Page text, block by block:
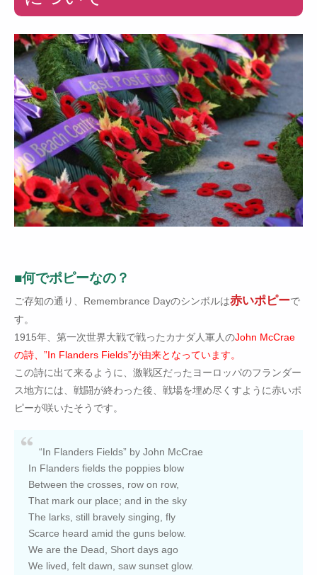
■何でポピーなの？
ご存知の通り、Remembrance Dayのシンボルは赤いポピーで
す。
1915年、第一次世界大戦で戦ったカナダ人軍人のJohn McCrae
の詩、”In Flanders Fields”が由来となっています。
この詩に出て来るように、激戦区だったヨーロッパのフランダー
ス地方には、戦闘が終わった後、戦場を埋め尽くすように赤いポ
ピーが咲いたそうです。
“In Flanders Fields” by John McCrae
In Flanders fields the poppies blow
Between the crosses, row on row,
That mark our place; and in the sky
The larks, still bravely singing, fly
Scarce heard amid the guns below.
We are the Dead, Short days ago
We lived, felt dawn, saw sunset glow.